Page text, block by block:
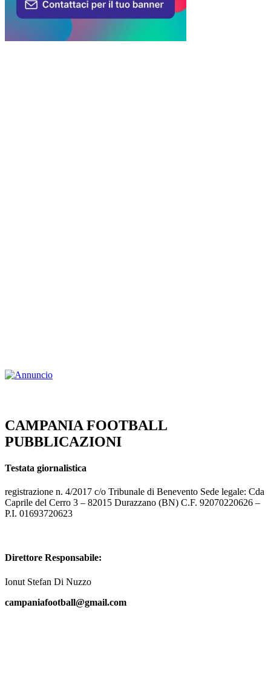
CAMPANIA FOOTBALL
PUBBLICAZIONI
Testata giornalistica
registrazione n. 4/2017 c/o Tribunale di Benevento Sede legale: Cda
Caprile del Cerro 3 – 82015 Durazzano (BN) C.F. 92070220626 –
P.I. 01693720623
Direttore Responsabile:
Ionut Stefan Di Nuzzo
campaniafootball@gmail.com